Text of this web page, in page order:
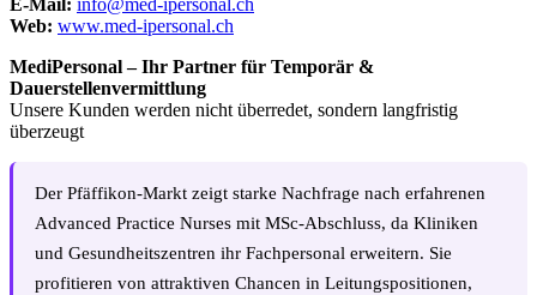
E-Mail: info@med-ipersonal.ch
Web: www.med-ipersonal.ch
MediPersonal – Ihr Partner für Temporär &
Dauerstellenvermittlung
Unsere Kunden werden nicht überredet, sondern langfristig
überzeugt
Der Pfäffikon-Markt zeigt starke Nachfrage nach erfahrenen
Advanced Practice Nurses mit MSc-Abschluss, da Kliniken
und Gesundheitszentren ihr Fachpersonal erweitern. Sie
profitieren von attraktiven Chancen in Leitungspositionen,